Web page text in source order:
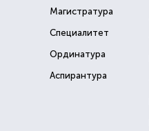
Магистратура
Специалитет
Ординатура
Аспирантура